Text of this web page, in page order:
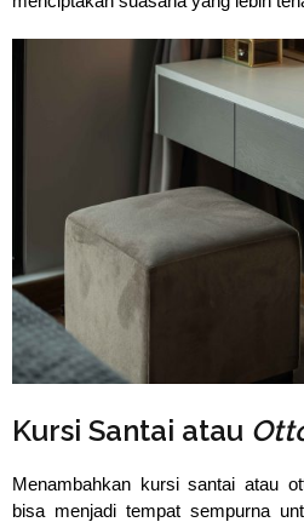
⁠Kursi Santai atau
Menambahkan kursi santai atau
bisa menjadi tempat sempurna